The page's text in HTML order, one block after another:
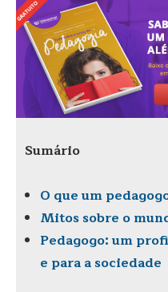
Sumário
O que um
Mitos sobre o
Pedagogo: um
e para a sociedade